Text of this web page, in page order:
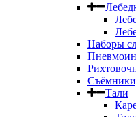
Наборы
Тали